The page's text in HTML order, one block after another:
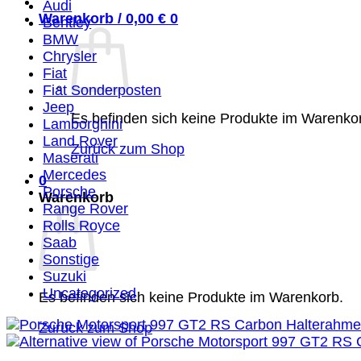
Warenkorb / 0,00 € 0
Es befinden sich keine Produkte im
Zurück zum Shop
0
Warenkorb
Es befinden sich keine Produkte im Warenkorb.
Zurück zum Shop
Audi
Bentley
BMW
Chrysler
Fiat
Fiat Sonderposten
Jeep
Lamborghini
Land Rover
Maserati
Mercedes
Porsche
Range Rover
Rolls Royce
Saab
Sonstige
Suzuki
Uncategorized